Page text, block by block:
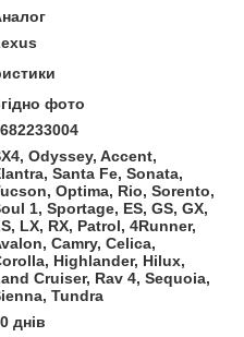
фото
Odyssey, Accent,
Santa Fe, Sonata,
Optima, Rio, Sorento,
1, Sportage, ES, GS, GX,
LX, RX, Patrol, 4Runner,
Camry, Celica,
Highlander, Hilux,
Cruiser, Rav 4, Sequoia,
Tundra
днів